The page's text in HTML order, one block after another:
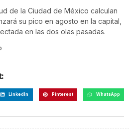
de la Ciudad de México calculan
su pico en agosto en la capital,
en las dos olas pasadas.
LinkedIn Pinterest WhatsApp